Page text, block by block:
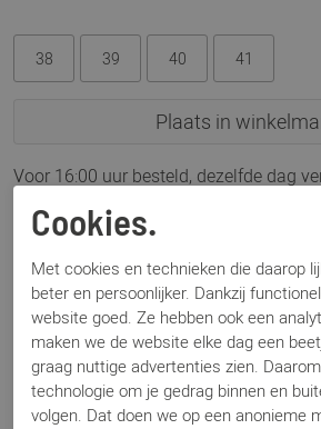
38 39 40 41
Plaats in
Voor 16:00 uur besteld, dezelfde dag
Omschrijving
DL Sport 6829 zwart
Specificaties
Merk
DL Sport
Artikelnummer
6829
Cookies.
Met cookies en technieken die daarop
beter en persoonlijker. Dankzij
website goed. Ze hebben ook een
maken we de website elke dag een
graag nuttige advertenties zien.
technologie om je gedrag binnen en
volgen. Dat doen we op een anonieme